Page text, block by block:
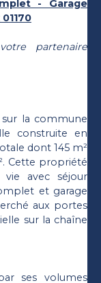
- Garage
partenaire
sur la commune
construite en
dont 145 m²
Cette propriété
avec séjour
et garage
aux portes
sur la chaîne
ses volumes